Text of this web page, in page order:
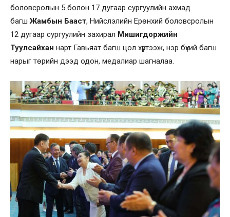
боловсролын 5 болон 17 дугаар сургуулийн ахмад
багшЖамбын Бааст, Нийслэлийн Ерөнхий боловсролын
12 дугаар сургуулийн захирал Мишигдоржийн
Туулсайхан нарт Гавьяат багш цол хүртээж, нэр бүхий багш
нарыг төрийн дээд одон, медалиар шагналаа.